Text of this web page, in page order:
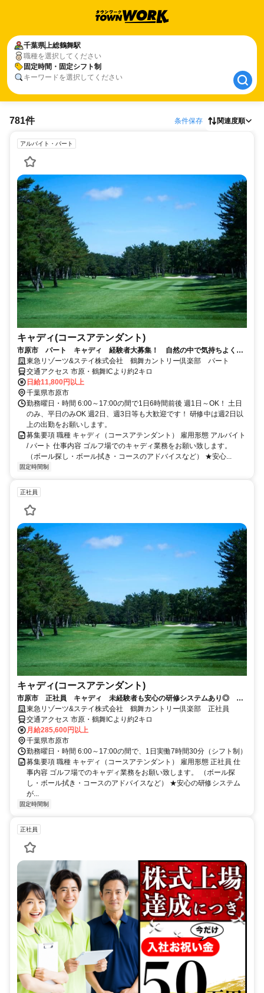
千葉県上総鶴舞駅
職種を選択してください
固定時間・固定シフト制
キーワードを選択してください
千葉県上総鶴舞駅
固定時間・固定シフト制
781件 条件保存 関連度順
アルバイト・パート
キャディ(コースアテンダント)
市原市 パート キャディ 経験者大募集！ 自然の中で気持ちよく身
体を動かしながら働こう♪
東急リゾーツ&ステイ株式会社 鶴舞カントリー倶楽部 パート
交通アクセス 市原・鶴舞ICより約2キロ
日給11,800円以上
千葉県市原市
勤務曜日・時間 6:00～17:00の間で1日6時間前後 週1日～OK！ 土日
のみ、平日のみOK 週2日、週3日等も大歓迎です！ 研修中は週2日以
上の出勤をお願いします。
募集要項 職種 キャディ（コースアテンダント） 雇用形態 アルバイト
/ パート 仕事内容 ゴルフ場でのキャディ業務をお願い致します。
（ボール探し・ボール拭き・コースのアドバイスなど） ★安心...
固定時間制
正社員
キャディ(コースアテンダント)
市原市 正社員 キャディ 未経験者も安心の研修システムあり◎ 月
収28万円以上可能！
東急リゾーツ&ステイ株式会社 鶴舞カントリー倶楽部 正社員
交通アクセス 市原・鶴舞ICより約2キロ
月給285,600円以上
千葉県市原市
勤務曜日・時間 6:00～17:00の間で、1日実働7時間30分（シフト制）
募集要項 職種 キャディ（コースアテンダント） 雇用形態 正社員 仕
事内容 ゴルフ場でのキャディ業務をお願い致します。 （ボール探
し・ボール拭き・コースのアドバイスなど） ★安心の研修システム
が...
固定時間制
正社員